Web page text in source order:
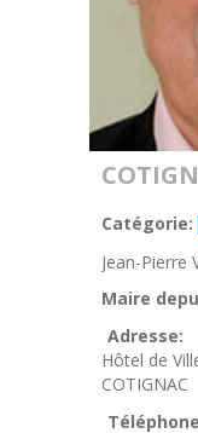
Catégorie:
Jean-Pierre
Maire
Adresse:
Hôtel de
COTIGNAC